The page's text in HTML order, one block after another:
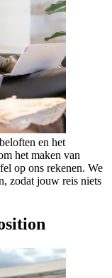
en het
het maken van
op ons rekenen. We
zodat jouw reis niets